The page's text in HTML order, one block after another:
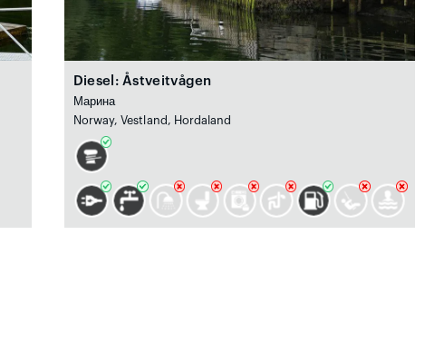
Diesel: Åstveitvågen
Марина
Norway, Vestland, Hordaland